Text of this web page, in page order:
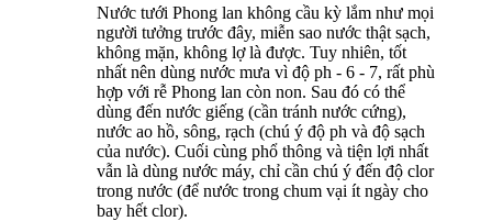
Nước tưới Phong lan không cầu kỳ lắm như mọi
người tưởng trước đây, miễn sao nước thật sạch,
không mặn, không lợ là được. Tuy nhiên, tốt
nhất nên dùng nước mưa vì độ ph - 6 - 7, rất phù
hợp với rễ Phong lan còn non. Sau đó có thể
dùng đến nước giếng (cần tránh nước cứng),
nước ao hồ, sông, rạch (chú ý độ ph và độ sạch
của nước). Cuối cùng phổ thông và tiện lợi nhất
vẫn là dùng nước máy, chỉ cần chú ý đến độ clor
trong nước (để nước trong chum vại ít ngày cho
bay hết clor).